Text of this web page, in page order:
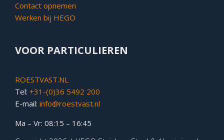
Contact opnemen
Werken bij HEGO
VOOR PARTICULIEREN
ROESTVAST.NL
Tel: +31-(0)36 5492 200
E-mail: info@roestvast.nl
Ma – Vr: 08:15 – 16:45